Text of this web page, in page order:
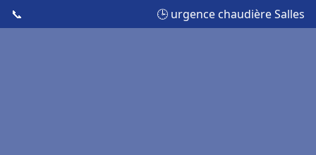
📞 🕒 urgence chaudière Salles